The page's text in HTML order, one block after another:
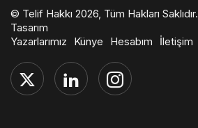
© Telif Hakkı 2026, Tüm Hakları Saklıdır.
Tasarım
Yazarlarımız
Künye Hesabım İletişim